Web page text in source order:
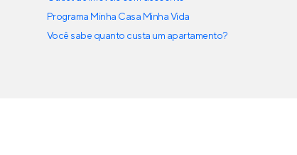
Programa Minha Casa Minha Vida
Você sabe quanto custa um apartamento?